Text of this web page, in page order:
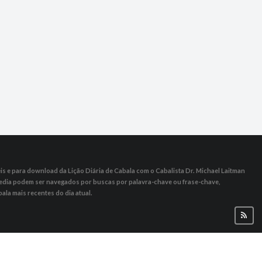
​​e para download da Lição Diária de Cabala com o Cabalista Dr. Michael Laitman
podem ser navegados por buscas por palavra-chave ou frase-chave,
mais recentes do dia atual.